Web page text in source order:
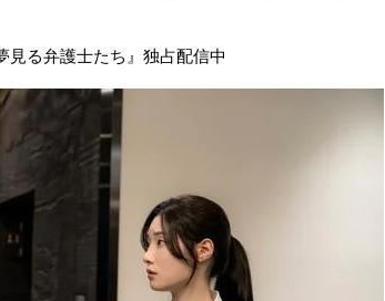
見る弁護士たち』独占配信中